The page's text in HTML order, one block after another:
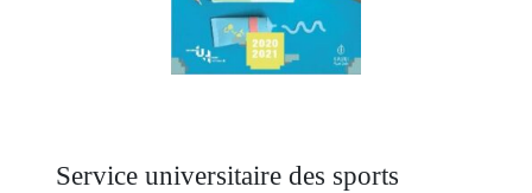
Service universitaire des sports